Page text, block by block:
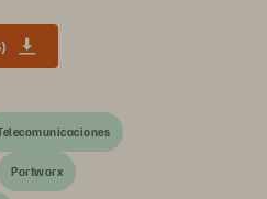
Portworx